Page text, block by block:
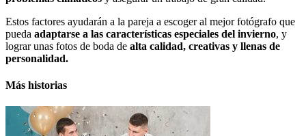
Estos factores ayudarán a la pareja a escoger al mejor fotógrafo que
pueda adaptarse a las características especiales del invierno, y
lograr unas fotos de boda de alta calidad, creativas y llenas de
personalidad.
Más historias